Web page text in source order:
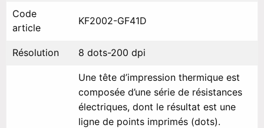
Code
article
KF2002-GF41D
Résolution 8 dots-200 dpi
Une tête d’impression thermique est
composée d’une série de résistances
électriques, dont le résultat est une
ligne de points imprimés (dots).